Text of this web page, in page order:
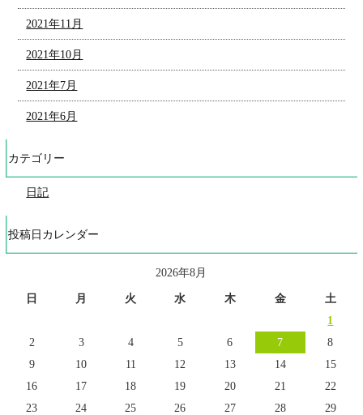
2021年11月
2021年10月
2021年7月
2021年6月
カテゴリー
日記
投稿日カレンダー
2026年8月
日 月 火 水 木 金
土
1
2
3 4 5 6 7
8
9
10 11 12 13 14
15
16
17 18 19 20 21
22
23
24 25 26 27 28 29